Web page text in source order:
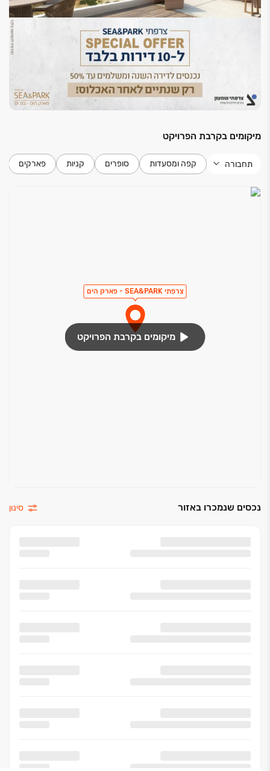
מיקומים בקרבת הפרויקט
תחבורה קפה ומסעדות סופרים קניות פארקים
צרפתי SEA&PARK - פארק הים
מיקומים בקרבת הפרויקט
נכסים שנמכרו באזור סינון